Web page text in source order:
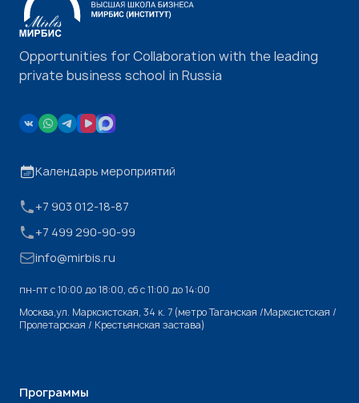
Opportunities for Collaboration with the leading
private business school in Russia
Календарь мероприятий
+7 903 012-18-87
+7 499 290-90-99
info@mirbis.ru
пн-пт с 10:00 до 18:00, cб с 11:00 до 14:00
Москва,ул. Марксистская, 34 к. 7 (метро Таганская /Марксистская /
Пролетарская / Крестьянская застава)
Программы